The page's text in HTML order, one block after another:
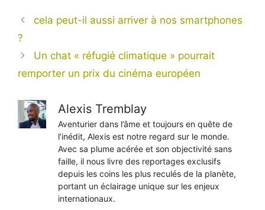
cela peut-il aussi arriver à nos smartphones
?
Un chat « réfugié climatique » pourrait
remporter un prix du cinéma européen
Alexis Tremblay
Aventurier dans l’âme et toujours en quête de
l’inédit, Alexis est notre regard sur le monde.
Avec sa plume acérée et son objectivité sans
faille, il nous livre des reportages exclusifs
depuis les coins les plus reculés de la planète,
portant un éclairage unique sur les enjeux
internationaux.